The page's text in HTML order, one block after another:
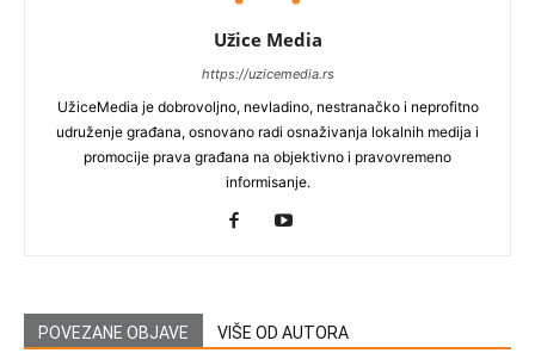
Užice Media
https://uzicemedia.rs
UžiceMedia je dobrovoljno, nevladino, nestranačko i neprofitno
udruženje građana, osnovano radi osnaživanja lokalnih medija i
promocije prava građana na objektivno i pravovremeno
informisanje.
POVEZANE OBJAVE VIŠE OD AUTORA